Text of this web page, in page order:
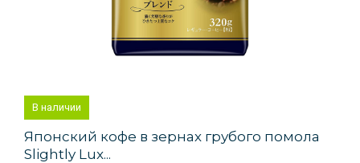
В наличии
Японский кофе в зернах грубого помола
Slightly Lux...